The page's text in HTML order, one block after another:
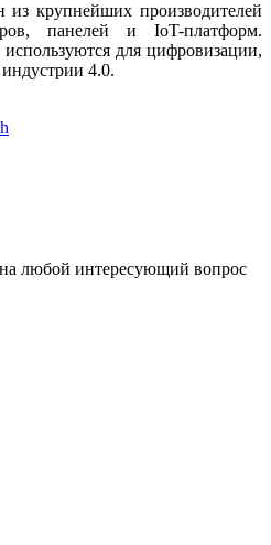
из крупнейших производителей
панелей и IoT-платформ.
для цифровизации,
4.0.
любой интересующий вопрос